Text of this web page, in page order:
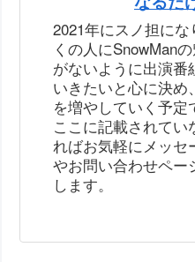
2021年にスノ担に
くの人にSnowMan
がないように出演番
いきたいと心に決め
を増やしていく予定
ここに記載されてい
ればお気軽にメッセ
やお問い合わせペー
します。